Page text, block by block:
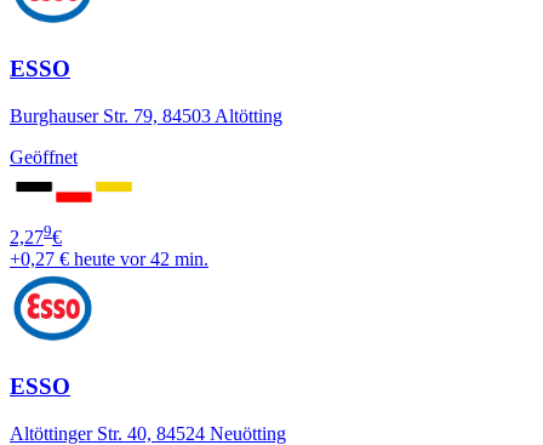
ESSO
Burghauser Str. 79, 84503 Altötting
Geöffnet
2,279€
+0,27 € heute vor 42 min.
ESSO
Altöttinger Str. 40, 84524 Neuötting